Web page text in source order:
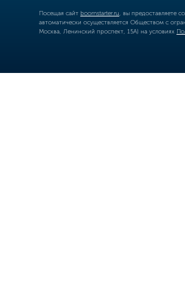
Посещая сайт boomstarter.ru , вы предоставляете
автоматически осуществляется Обществом с
Москва, Ленинский проспект, 15А) на условиях